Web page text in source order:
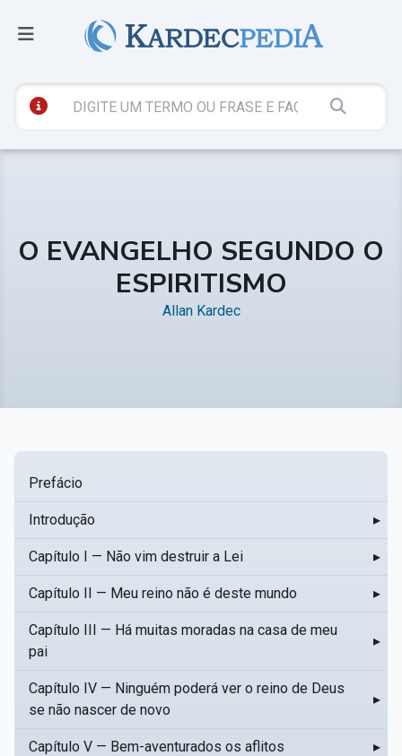
O EVANGELHO SEGUNDO O
ESPIRITISMO
Allan Kardec
Prefácio
Introdução ▸
Capítulo I — Não vim destruir a Lei ▸
Capítulo II — Meu reino não é deste mundo ▸
Capítulo III — Há muitas moradas na casa de meu
pai
▸
Capítulo IV — Ninguém poderá ver o reino de Deus
se não nascer de novo
▸
Capítulo V — Bem-aventurados os aflitos ▸